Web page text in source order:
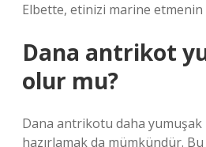
Elbette, etinizi marine etmenin
Dana antrikot
olur mu?
Dana antrikotu daha yumuşak
hazırlamak da mümkündür.